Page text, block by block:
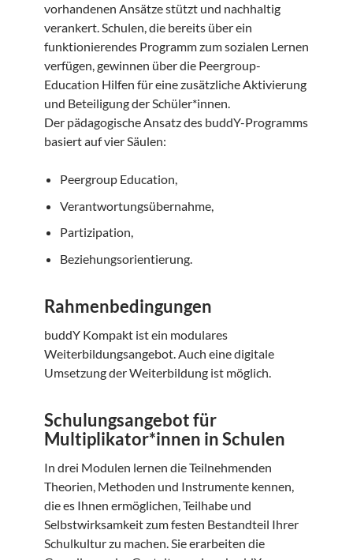
vorhandenen Ansätze stützt und nachhaltig
verankert. Schulen, die bereits über ein
funktionierendes Programm zum sozialen Lernen
verfügen, gewinnen über die Peergroup-
Education Hilfen für eine zusätzliche Aktivierung
und Beteiligung der Schüler*innen.
Der pädagogische Ansatz des buddY-Programms
basiert auf vier Säulen:
Peergroup Education,
Verantwortungsübernahme,
Partizipation,
Beziehungsorientierung.
Rahmenbedingungen
buddY Kompakt ist ein modulares
Weiterbildungsangebot. Auch eine digitale
Umsetzung der Weiterbildung ist möglich.
Schulungsangebot für
Multiplikator*innen in Schulen
In drei Modulen lernen die Teilnehmenden
Theorien, Methoden und Instrumente kennen,
die es Ihnen ermöglichen, Teilhabe und
Selbstwirksamkeit zum festen Bestandteil Ihrer
Schulkultur zu machen. Sie erarbeiten die